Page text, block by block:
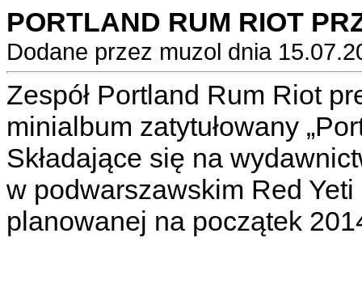
PORTLAND RUM RIOT
Dodane przez muzol dnia
Zespół Portland Rum Riot
minialbum zatytułowany
Składające się na
w podwarszawskim Red
planowanej na początek